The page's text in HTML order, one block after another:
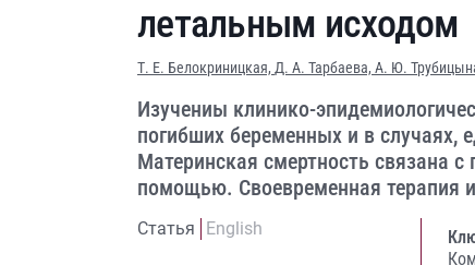
летальным исходом
Т. Е. Белокриницкая, Д. А. Тарбаева, А. Ю.
Изучениы клинико-
погибших беременных и в случаях,
Материнская смертность связана
помощью. Своевременная терапия
Статья English